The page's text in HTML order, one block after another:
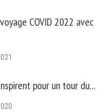
COVID 2022 avec
pour un tour du...